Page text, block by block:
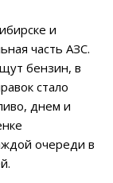
и
часть АЗС.
бензин, в
стало
днем и
очереди в